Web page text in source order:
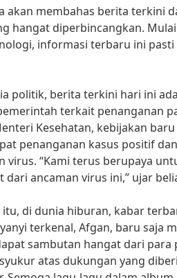
akan membahas berita terkini
hangat diperbincangkan.
informasi terbaru ini pasti
politik, berita terkini hari ini
terkait penanganan
Kesehatan, kebijakan
penanganan kasus positif
virus. “Kami terus berupaya
dari ancaman virus ini,” ujar
itu, di dunia hiburan, kabar
terkenal, Afgan, baru saja
sambutan hangat dari para
atas dukungan yang